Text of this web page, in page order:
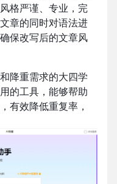
格严谨、专业，完
章的同时对语法进
保改写后的文章风
降重需求的大四学
的工具，能够帮助
有效降低重复率，